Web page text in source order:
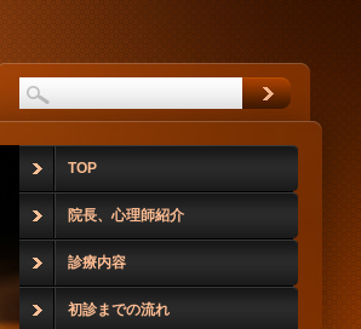
TOP
院長、心理師紹介
診療内容
初診までの流れ